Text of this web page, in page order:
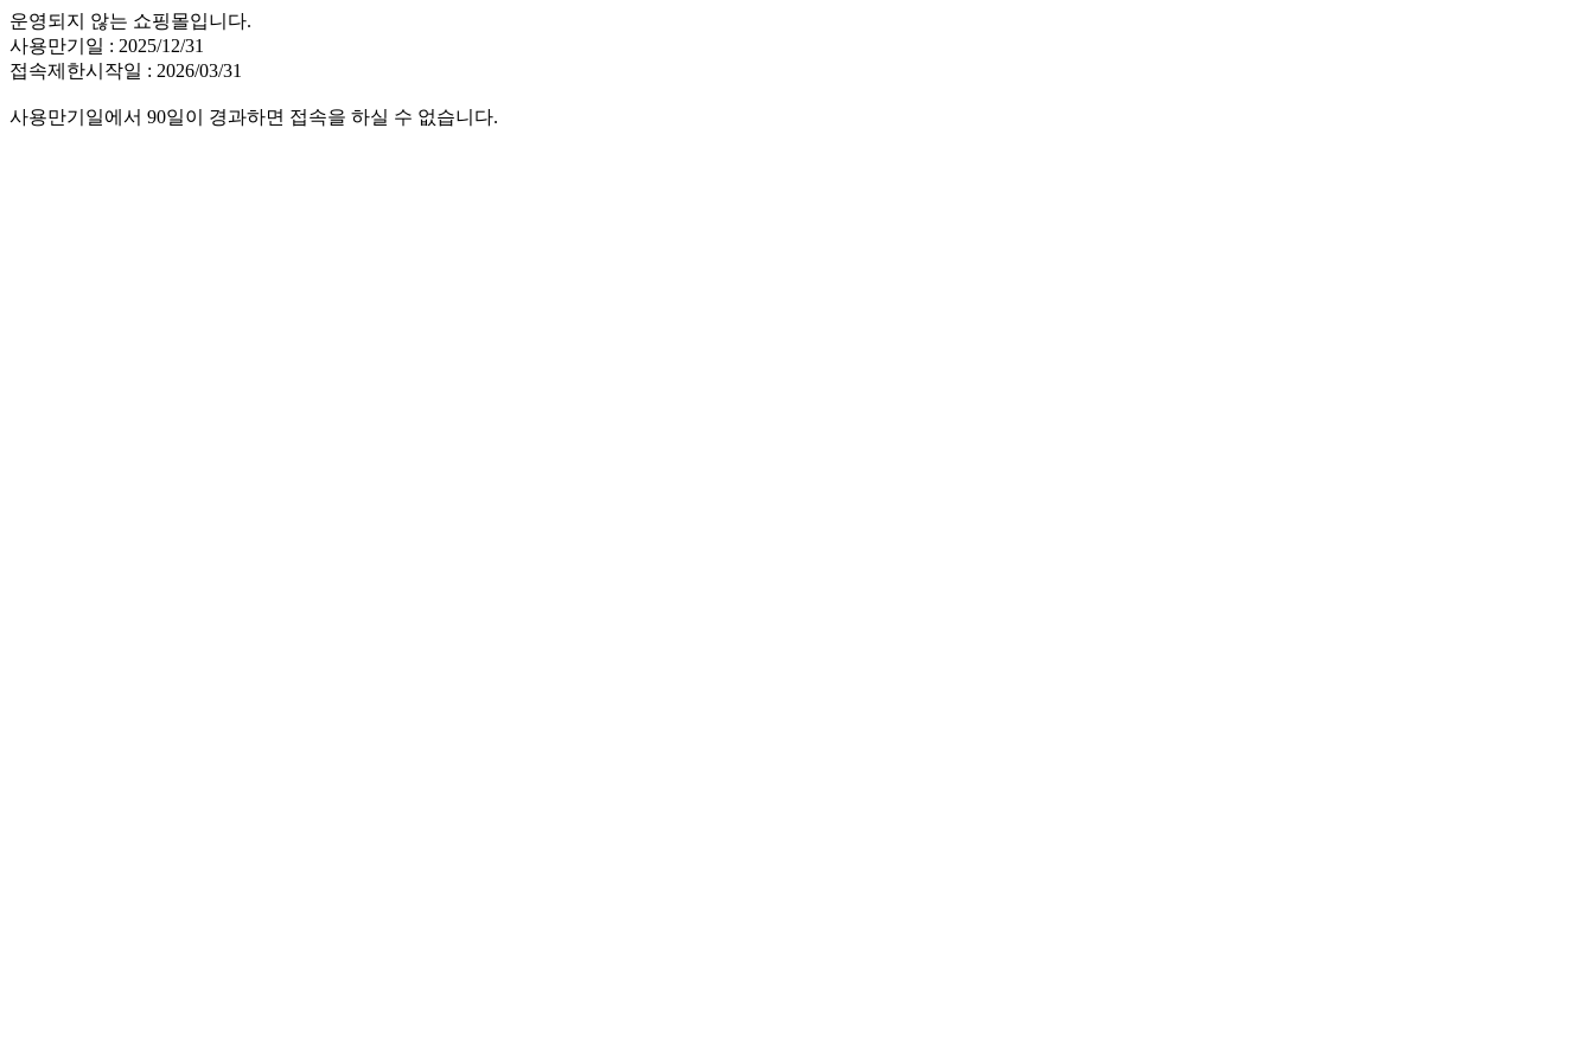
운영되지 않는 쇼핑몰입니다.
사용만기일 : 2025/12/31
접속제한시작일 : 2026/03/31
사용만기일에서 90일이 경과하면 접속을 하실 수 없습니다.